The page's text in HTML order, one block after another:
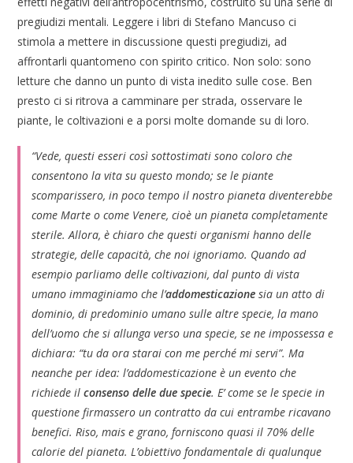
pregiudizi mentali. Leggere i libri di Stefano Mancuso ci
stimola a mettere in discussione questi pregiudizi, ad
affrontarli quantomeno con spirito critico. Non solo: sono
letture che danno un punto di vista inedito sulle cose. Ben
presto ci si ritrova a camminare per strada, osservare le
piante, le coltivazioni e a porsi molte domande su di loro.
“Vede, questi esseri così sottostimati sono coloro che
consentono la vita su questo mondo; se le piante
scomparissero, in poco tempo il nostro pianeta diventerebbe
come Marte o come Venere, cioè un pianeta completamente
sterile. Allora, è chiaro che questi organismi hanno delle
strategie, delle capacità, che noi ignoriamo. Quando ad
esempio parliamo delle coltivazioni, dal punto di vista
umano immaginiamo che l’addomesticazionesia un atto di
dominio, di predominio umano sulle altre specie, la mano
dell’uomo che si allunga verso una specie, se ne impossessa e
dichiara: “tu da ora starai con me perché mi servi”. Ma
neanche per idea: l’addomesticazione è un evento che
richiede il consenso delle due specie. E’ come se le specie in
questione firmassero un contratto da cui entrambe ricavano
benefici. Riso, mais e grano, forniscono quasi il 70% delle
calorie del pianeta. L’obiettivo fondamentale di qualunque